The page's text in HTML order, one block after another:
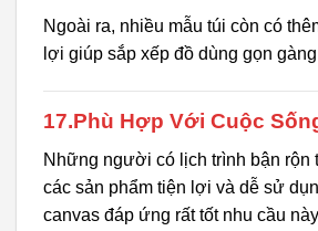
Ngoài ra, nhiều mẫu túi còn có
lợi giúp sắp xếp đồ dùng gọn
17.Phù Hợp Với Cuộc
Những người có lịch trình bận rộn
các sản phẩm tiện lợi và dễ sử
canvas đáp ứng rất tốt nhu cầu